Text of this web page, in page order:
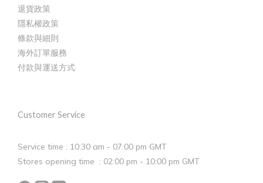
退貨政策
隱私權政策
條款與細則
海外訂單服務
付款與運送方式
Customer Service
Service time : 10:30 am - 07:00 pm GMT
Stores opening time : 02:00 pm - 10:00 pm GMT